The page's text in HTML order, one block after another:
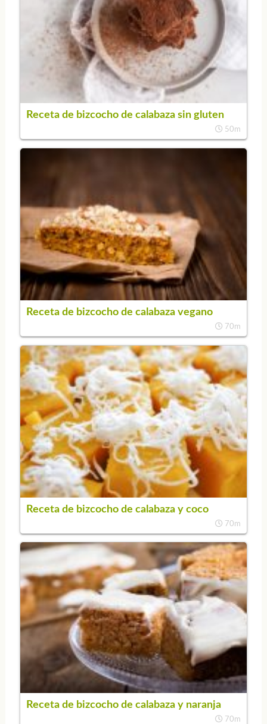
Receta de bizcocho de calabaza sin gluten
50m
Receta de bizcocho de calabaza vegano
70m
Receta de bizcocho de calabaza y coco
70m
Receta de bizcocho de calabaza y naranja
70m